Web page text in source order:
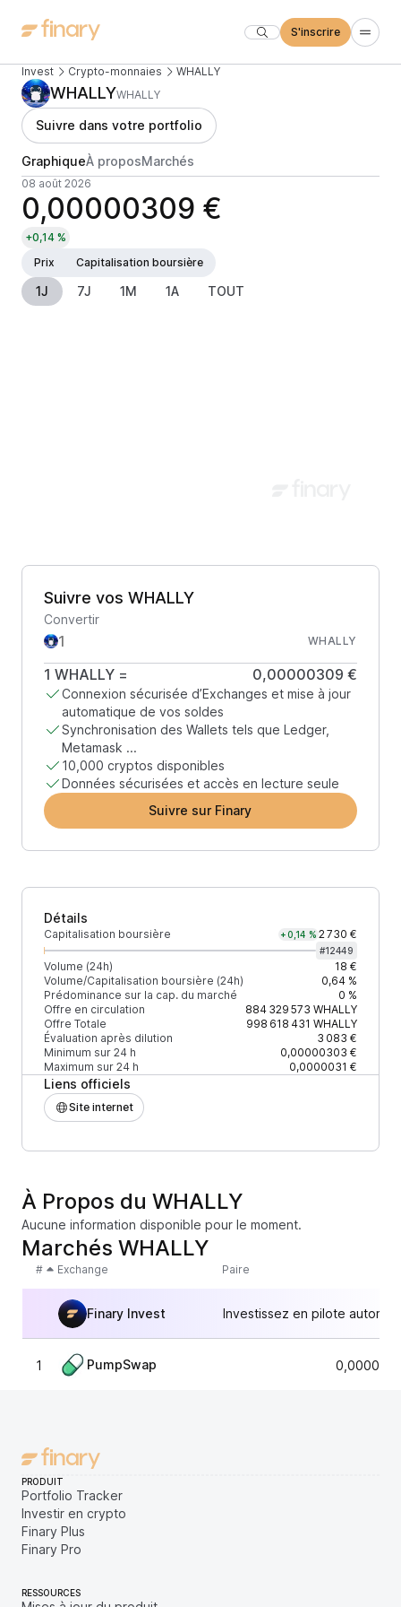
S'inscrire
Invest Crypto-monnaies WHALLY
WHALLYWHALLY
Suivre dans votre portfolio
GraphiqueÀ proposMarchés
08 août 2026
0,00000309 €
+0,14 %
Prix
Capitalisation boursière
1J 7J 1M 1A TOUT
Suivre vos WHALLY
Convertir
WHALLY
1 WHALLY = 0,00000309 €
Connexion sécurisée d’Exchanges et mise à jour
automatique de vos soldes
Synchronisation des Wallets tels que Ledger,
Metamask ...
10,000 cryptos disponibles
Données sécurisées et accès en lecture seule
Suivre sur Finary
Détails
Capitalisation boursière +0,14 % 2 730 €
#12449
Volume (24h)
18 €
Volume/Capitalisation boursière (24h)
0,64 %
Prédominance sur la cap. du marché
0 %
Offre en circulation
884 329 573 WHALLY
Offre Totale
998 618 431 WHALLY
Évaluation après dilution
3 083 €
Minimum sur 24 h
0,00000303 €
Maximum sur 24 h
0,0000031 €
Liens officiels
Site internet
À Propos du WHALLY
Aucune information disponible pour le moment.
Marchés WHALLY
# Exchange Paire
Finary Invest Investissez en pilote
1 PumpSwap
PRODUIT
Portfolio Tracker
Investir en crypto
Finary Plus
Finary Pro
RESSOURCES